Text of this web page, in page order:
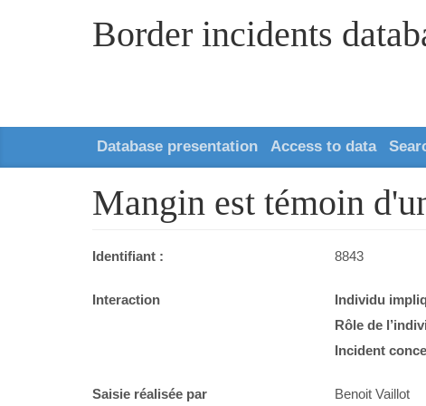
Border incidents
Database presentation Access to data
Mangin est témoin
Identifiant : 8843
Interaction Individu
Rôle de
Incident
Saisie réalisée par Benoit Vaillot